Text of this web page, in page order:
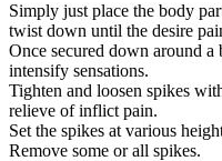
Simply just place the body
twist down until the desire
Once secured down around
intensify sensations.
Tighten and loosen spikes
relieve of inflict pain.
Set the spikes at various
Remove some or all spikes.